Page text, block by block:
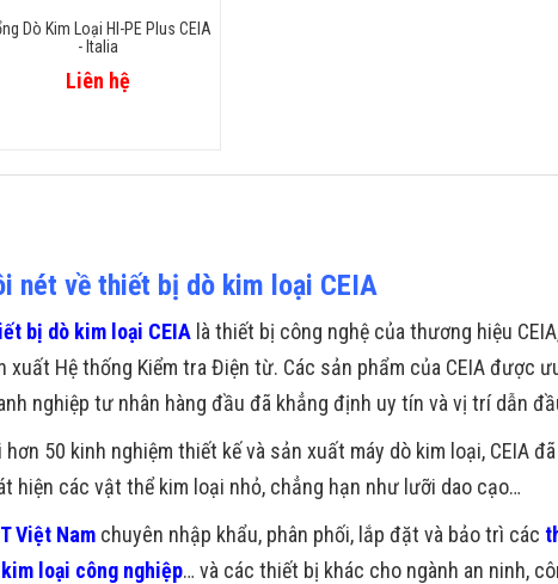
Dò Kim Loại HI-PE Plus CEIA
- Italia
Liên hệ
nét về thiết bị dò kim loại CEIA
bị dò kim loại CEIA là thiết bị công nghệ của thương hiệu
xuất Hệ thống Kiểm tra Điện từ. Các sản phẩm của CEIA được
nghiệp tư nhân hàng đầu đã khẳng định uy tín và vị trí dẫn
hơn 50 kinh nghiệm thiết kế và sản xuất máy dò kim loại, CEIA
hiện các vật thể kim loại nhỏ, chẳng hạn như lưỡi dao cạo…
Việt Nam chuyên nhập khẩu, phân phối, lắp đặt và bảo trì các
loại công nghiệp… và các thiết bị khác cho ngành an ninh,